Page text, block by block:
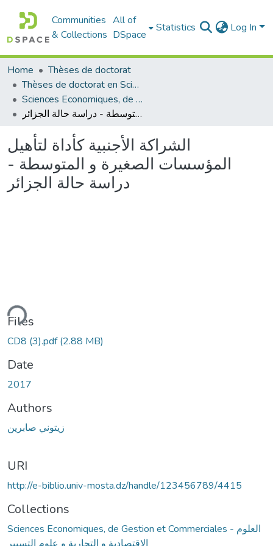
Communities
& Collections
All of
DSpace
Statistics Log In
Home
Thèses de doctorat
Thèses de doctorat en Sciences
Sciences Economiques, de Gestion et Commerciales - العلوم الإقتصادية و التجارية و علوم التسيير
الشراكة الأجنبية كأداة لتأهيل المؤسسات الصغيرة و المتوسطة - دراسة حالة الجزائر
الشراكة الأجنبية كأداة لتأهيل
المؤسسات الصغيرة و المتوسطة -
دراسة حالة الجزائر
Files
CD8 (3).pdf(2.88 MB)
Date
2017
Authors
زيتوني صابرين
URI
http://e-biblio.univ-mosta.dz/handle/123456789/4415
Collections
Sciences Economiques, de Gestion et Commerciales - العلوم